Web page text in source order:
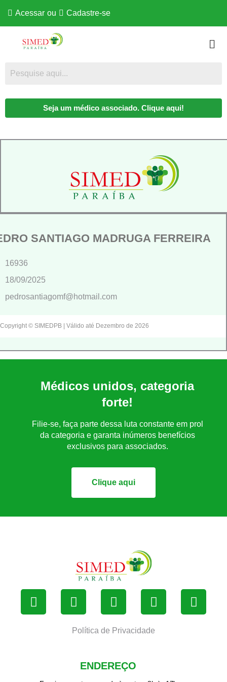
Acessar ou Cadastre-se
Seja um médico associado. Clique aqui!
SANTIAGO MADRUGA FERREIRA
16936
18/09/2025
pedrosantiagomf@hotmail.com
Copyright © SIMEDPB | Válido até Dezembro de 2026
Médicos unidos, categoria
forte!
Filie-se, faça parte dessa luta constante em prol
da categoria e garanta inúmeros benefícios
exclusivos para associados.
Clique aqui
Política de Privacidade
ENDEREÇO